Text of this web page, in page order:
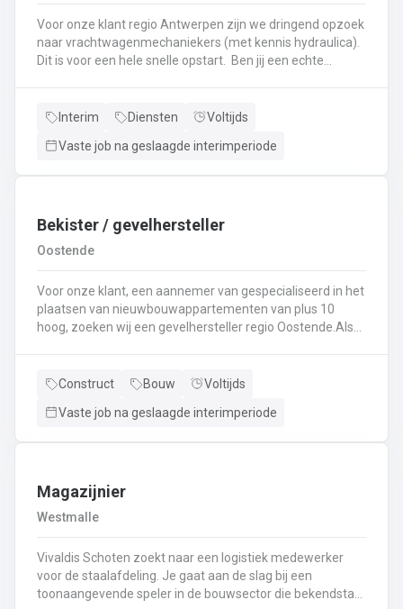
Voor onze klant regio Antwerpen zijn we dringend opzoek
naar vrachtwagenmechaniekers (met kennis hydraulica).
Dit is voor een hele snelle opstart. Ben jij een echte
Dan ben jij de persoon die wij zoeken!
Interim Diensten
Voltijds
Vaste job na geslaagde interimperiode
Bekister / gevelhersteller
Oostende
Voor onze klant, een aannemer van gespecialiseerd in het
plaatsen van nieuwbouwappartementen van plus 10
hoog, zoeken wij een gevelhersteller regio Oostende.Als
collegas. Je zal voornamelijk ingezet worden voor:
gevel;Opnieuw voegen van bakstenen;Renovatie van
wapening en voorzien van een beschermlaag;Herstellen
2de natuur en heeft weinig geheimen voor jou. Je weet de
aanpakken. Dan is dit zeker de job voor jou!
Construct Bouw
Voltijds
Vaste job na geslaagde interimperiode
Magazijnier
Westmalle
Vivaldis Schoten zoekt naar een logistiek medewerker
voor de staalafdeling. Je gaat aan de slag bij een
toonaangevende speler in de bouwsector die bekendstaat